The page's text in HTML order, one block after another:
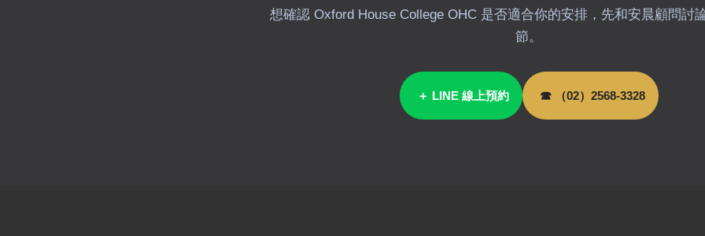
想確認 Oxford House College OHC 是否適合你的安排，先和安晨顧問討
節。
＋ LINE 線上預約 ☎ （02）2568-3328